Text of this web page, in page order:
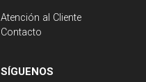
Atención al Cliente
Contacto
SÍGUENOS